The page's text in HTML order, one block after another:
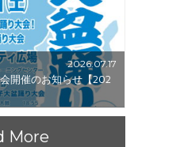
2026.07.17
開催のお知らせ【202
More